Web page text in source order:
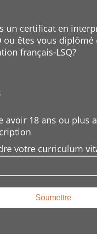
un certificat en
ou êtes vous
français-LSQ?
avoir 18 ans ou plus
votre curriculum